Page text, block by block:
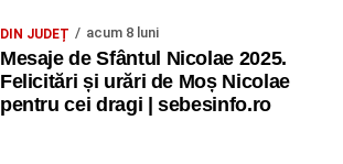
DIN JUDEȚ acum 8 luni
Mesaje de Sfântul Nicolae 2025.
Felicitări și urări de Moș Nicolae
pentru cei dragi | sebesinfo.ro